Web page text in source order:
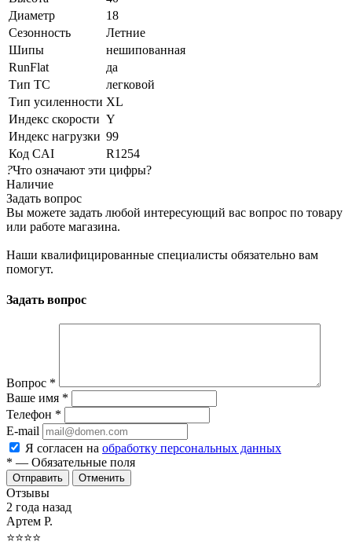
Диаметр
18
Сезонность
Летние
Шипы
нешипованная
RunFlat
да
Тип ТС
легковой
Тип усиленности XL
Индекс скорости Y
Индекс нагрузки 99
Код CAI
R1254
?Что означают эти цифры?
Наличие
Задать вопрос
Вы можете задать любой интересующий вас вопрос по товару
или работе магазина.
Наши квалифицированные специалисты обязательно вам
помогут.
Задать вопрос
Вопрос *
Ваше имя *
Телефон *
E-mail
Я согласен на обработку персональных данных
* — Обязательные поля
Отменить
Отзывы
2 года назад
Артем Р.
⭐⭐⭐⭐